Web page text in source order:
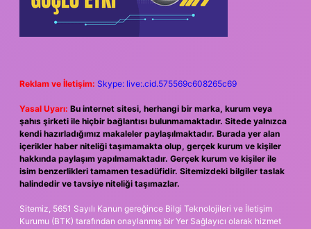
Reklam ve İletişim: Skype: live:.cid.575569c608265c69
Yasal Uyarı: Bu internet sitesi, herhangi bir marka, kurum veya
şahıs şirketi ile hiçbir bağlantısı bulunmamaktadır. Sitede yalnızca
kendi hazırladığımız makaleler paylaşılmaktadır. Burada yer alan
içerikler haber niteliği taşımamakta olup, gerçek kurum ve kişiler
hakkında paylaşım yapılmamaktadır. Gerçek kurum ve kişiler ile
isim benzerlikleri tamamen tesadüfidir. Sitemizdeki bilgiler taslak
halindedir ve tavsiye niteliği taşımazlar.
Sitemiz, 5651 Sayılı Kanun gereğince Bilgi Teknolojileri ve İletişim
Kurumu (BTK) tarafından onaylanmış bir Yer Sağlayıcı olarak hizmet